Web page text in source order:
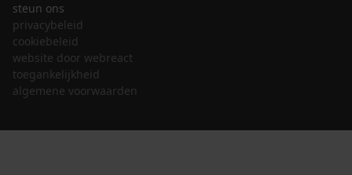
steun ons
privacybeleid
cookiebeleid
website door webreact
toegankelijkheid
algemene voorwaarden